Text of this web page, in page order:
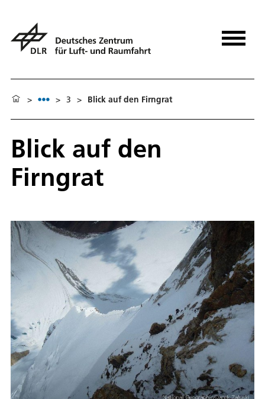
> > 3 > Blick auf den Firngrat
Blick auf den
Firngrat